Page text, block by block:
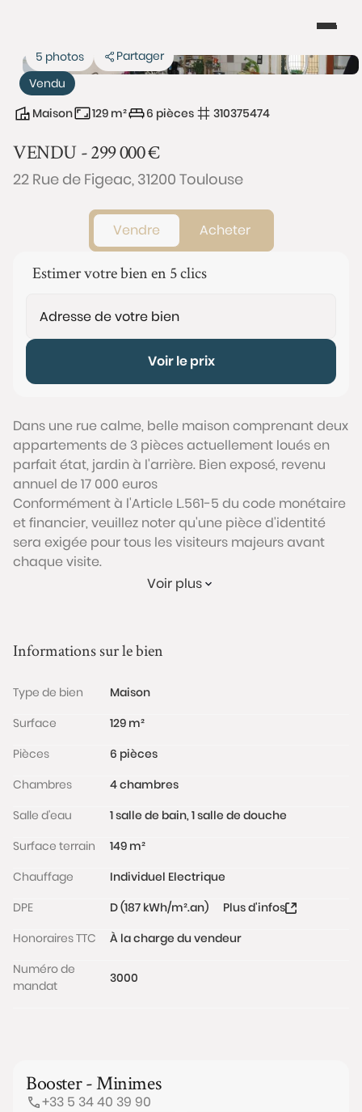
Vendu
5 photos Partager
Maison 129 m² 6 pièces 310375474
VENDU -299 000€
22 Rue de Figeac, 31200 Toulouse
Vendre Acheter
Estimer votre bien en 5 clics
Voir le prix
Dans une rue calme, belle maison comprenant deux
appartements de 3 pièces actuellement loués en
parfait état, jardin à l'arrière. Bien exposé, revenu
annuel de 17 000 euros
Conformément à l'Article L.561-5 du code monétaire
et financier, veuillez noter qu'une pièce d'identité
sera exigée pour tous les visiteurs majeurs avant
chaque visite.
Voir plus
Informations sur le bien
Type de bien
Maison
Surface
129 m²
Pièces
6 pièces
Chambres
4 chambres
Salle d'eau
1 salle de bain, 1 salle de douche
Surface terrain
149 m²
Chauffage
Individuel Electrique
DPE
D (187 kWh/m².an)
Plus d'infos
Honoraires TTC
À la charge du vendeur
Numéro de
mandat
3000
Booster - Minimes
+33 5 34 40 39 90